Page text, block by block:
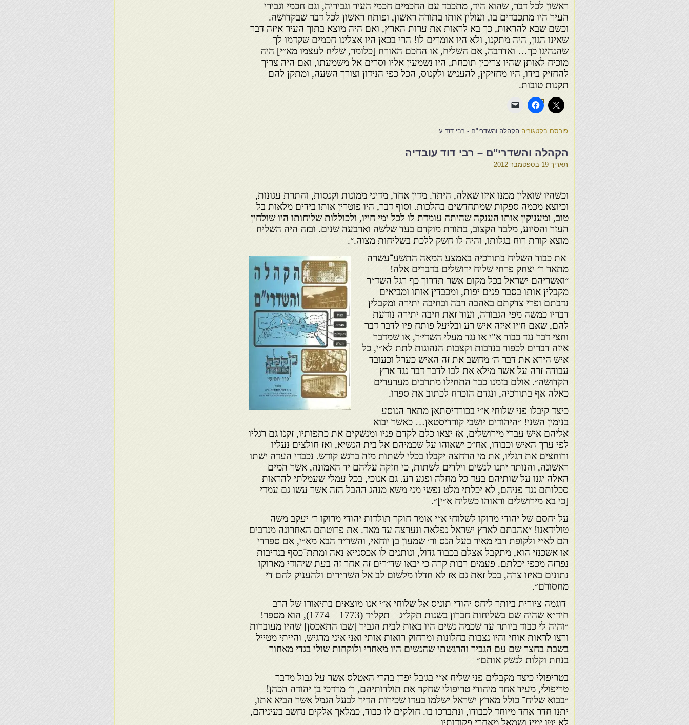
ראשון לכל דבר, שהוא היד, מתכבד עם החכמים חכמי העיר וגביריה, וגם חכמי וגבירי
העיר היו מתכבדים בו, ועולין אותו בתורה ראשון, ופותח ראשון לכל דבר שבקדושה.
וכשם שבא להראות, כך בא לראות את ערות הארץ, ואם היה מוצא בתוך העיר איזה דבר
שאינו הגון, היה מתקנו, ולא היו אומרים לו! הרי בכאן היו אצלינו חכמים שקדמו לך
שהנהיגו כך… ואדרבה, אם השליח, או החכם האורח [כלומר, שליח לעצמו מא״י] היה
מוכיח לאותן שהיו צריכין תוכחת, היו נשמעין אליו וסרים אל משמעתו, ואם היה צריך
להחזיק בידו, היו מחזיקין, להעניש ולקנוס, הכל כפי הנידון וצורך השעה, ומתקן להם
תקנות טובות.
פורסם בקטגוריה הקהלה והשדרי"ם - רבי דוד ע.
הקהלה והשדרי"ם – רבי דוד עובדיה
תאריך 19 בספטמבר 2012
וכשהיו שואלין ממנו איזו שאלה, היתד. מדין אחד, מדיני ממונות וקנסות, והתרת עגונות,
וכיוצא מכמה ספקות שמתחדשים בהלכות. וסוף דבר, היו פוטרין אותו בידים מלאות בל
טוב, ומעניקין אותו הענקה שהיתה עומדת לו לכל ימי חייו, ולכוללות שליחותו היו שולחין
העזר והסיוע, מלבד הקצוב, בתורת מוקדם בעד שלשה וארבעה שנים. ובזה היה השליח
מוצא קורת רוח בגלותו, והיה לו חשק ללכת בשליחות מצוה.״.
את כבוד השליח בתורכיה באמצע המאה התשע־עשרה
מתאר ר׳ יצחק פרחי שליח ירו­שלים בדברים אלה!
״ואשריהם ישראל בכל מקום אשר תדרוך כף רגל השד״ר
מקבלין אותו בסבר פנים יפות, ומכבדין אותו ומביאים
נדבתם ופרי צדקתם באהבה רבה ובחיבה יתירה ומקבלין
דבריו כמשה מפי הגבורה, ועוד זאת חיבה יתירה נודעת
להם, שאם ח׳יו איזה איש רע ובליעל פותח פיו לדבר דבר
וחצי דבר נגד כבוד א"י או נגד מעלי השדי׳ר, או שמדבר
איזה דברים לכפור בנדבות וקצבות הנהוגות לתת לא״י, כל
איש הירא את דבר ה׳ מחשב את זה האיש כערל וכעובד
עבודה זרה על אשר מילא את לבו לדבר דבר נגד ארץ
הקדושה״. אולם בזמנו כבר התחילו מתרבים מערערים
כאלה אף בתורכיה, ונגדם הוכרח לכתוב את ספרו.
כיצד קיבלו פני שלוחי א״י בכורדיסתאן מתאר הנוסע
בנימין השני! ״היהודים יושבי קורדיסטאן… כאשר יבוא
אליהם איש עברי מירושלים, אז יצאו כלם לקדם פניו ומנשקים את כתפותיו, זקנו גם רגליו
לפי ערך האיש וכבודו, אח״כ ישאוהו על שכמיהם אל בית הנשיא, ואז חולצים נעליו
ורוחצים את רגליו, את מי הרחצה יקבלו בכלי לשתות מזה ברגש קודש. נכבדי העדה ישתו
ראשונה, והנותר יתנו לנשים וילדים לשתות, כי חזקה עליהם יד האמונה, אשר המים
האלה יגנו על שותיהם בעד כל מחלה ופגע רע. גם אנוכי, בכל עמלי שעמלתי להראות
סכלותם נגד פניהם, לא יכלתי מלט נפשי מני משא מנהג ההבל הזה אשר עשו גם עמדי
[כי בא מירושלים וראוהו כשליח א״י]״.
על יחסם של יהודי מרוקו לשלוחי א״י אומר חוקר תולדות יהודי מרוקו ר׳ יעקב משה
טולידאנו! ״אהבתם לארץ ישראל נפלאה ונערצה עד מאד. את פרוטתם האחרונה מנדבים
הם לא״י ולקופת רבי מאיר בעל הנס ור׳ שמעון בן יוחאי, והשד״ר הבא מא״י, אם ספרדי
או אשכנזי הוא, מתקבל אצלם בכבוד גדול, ונותנים לו אכסנייא נאה ומתת־כסף בנדיבות
נפרזה מכפי יכלתם. פעמים רבות קרה כי יבאו שד״רים זה אחר זה בעת שיהודי מארוקו
נתונים באיזו צרה, בכל זאת גם אז לא חדלו מלשום לב אל השד״רים ולהעניק להם די
מחסורם״.
דוגמה ציורית ביותר ליחס יהודי תוניס אל שלוחי א״י אנו מוצאים בתיאורו של הרב
חיד״א שהיה שם בשליחות חברון בשנות תקל״ג—תקל״ד (1773—1774), הוא מספר!
״והיה לי כבוד ביותר עד שכמה נשים היו באות לבית הגביר [שבו התאכסן] שהיו מעוברות
ורצו לראות אוחי והיו נצבות בחלונות ומרחוק רואות אותי ואני איני מרגיש, והייתי מטייל
בשבת בחצר שם עם הגביר והרגשתי שהנשים היו מאחרי ולוקחות שולי בגדי מאחור
בנחת וקלות לנשק אותם״
בטריפולי כיצד מקבלים פני שליח א״י בג׳בל יפרן בהרי האטלס אשר על גבול מדבר
טריפולי, מעיד אחד מיהודי טריפולי שחקר את תולדותיהם, ר׳ מרדכי בן יהודה הכהן!
״בבוא שליח־ כולל מארץ ישראל ישלמו בעדו שכירות הדיר לבעל הגמל אשר הביא אתו,
יתנו חדר אחד מיוחד לכבודו, ונתברכו בו. חולקים לו כבוד, כמלאך אלקים נחשב בעיניהם,
לא יטו ימין ושמאל מאחרי פקודותיו.